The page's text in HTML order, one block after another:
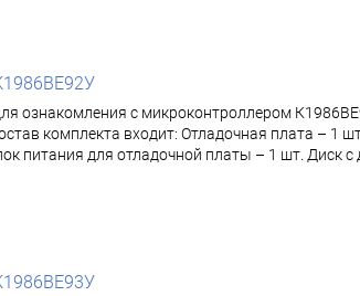
ознакомления с микроконтроллером
комплекта входит: Отладочная плата –
питания для отладочной платы – 1 шт.